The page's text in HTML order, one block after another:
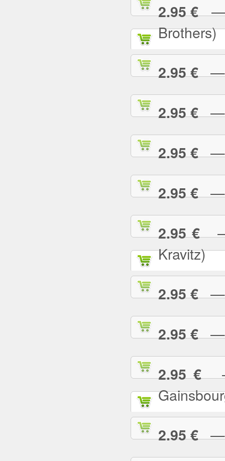
2.95 €—
Brothers)
2.95 €—
2.95 €—
2.95 €—
2.95 €—
2.95 €—
Kravitz)
2.95 €—
2.95 €—
2.95 €—
2.95 €—